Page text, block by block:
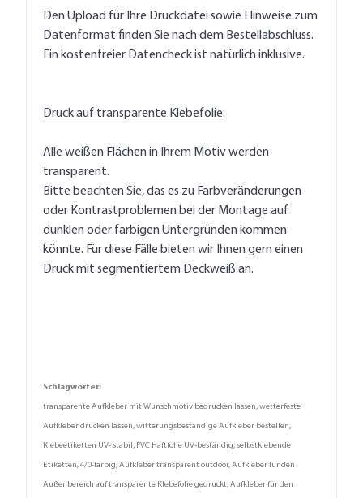
Den Upload für Ihre Druckdatei sowie Hinweise zum
Datenformat finden Sie nach dem Bestellabschluss.
Ein kostenfreier Datencheck ist natürlich inklusive.
Druck auf transparente Klebefolie:
Alle weißen Flächen in Ihrem Motiv werden
transparent.
Bitte beachten Sie, das es zu Farbveränderungen
oder Kontrastproblemen bei der Montage auf
dunklen oder farbigen Untergründen kommen
könnte. Für diese Fälle bieten wir Ihnen gern einen
Druck mit segmentiertem Deckweiß an.
Schlagwörter:
transparente Aufkleber mit Wunschmotiv bedrucken lassen, wetterfeste
Aufkleber drucken lassen, witterungsbeständige Aufkleber bestellen,
Klebeetiketten UV- stabil, PVC Haftfolie UV-beständig, selbstklebende
Etiketten, 4/0-farbig, Aufkleber transparent outdoor, Aufkleber für den
Außenbereich auf transparente Klebefolie gedruckt, Aufkleber für den